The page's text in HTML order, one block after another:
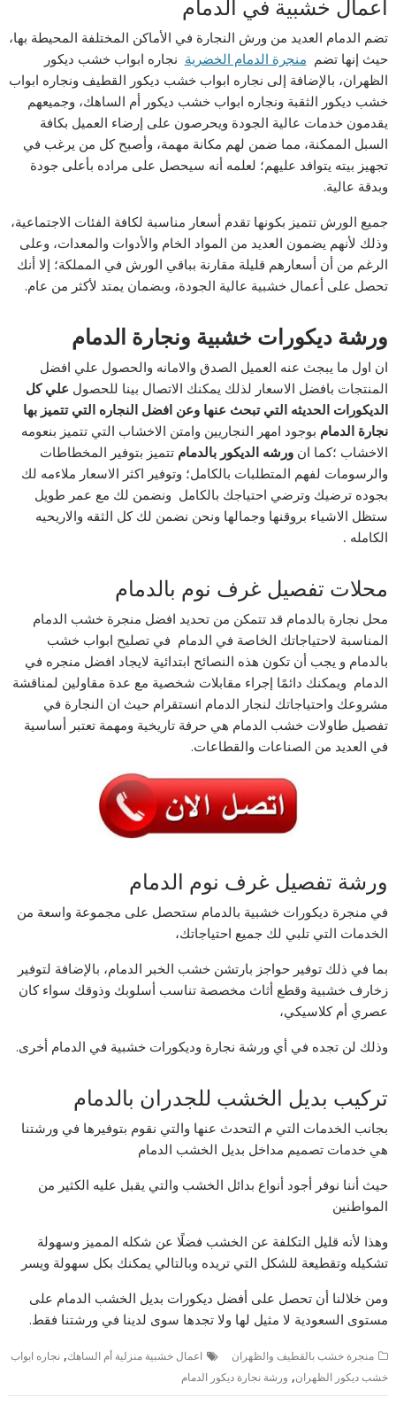
اعمال خشبية في الدمام
تضم الدمام العديد من ورش النجارة في الأماكن المختلفة المحيطة بها،
حيث إنها تضم منجرة الدمام الخضرية نجاره ابواب خشب ديكور
الظهران، بالإضافة إلى نجاره ابواب خشب ديكور القطيف ونجاره ابواب
خشب ديكور الثقبة ونجاره ابواب خشب ديكور أم الساهك، وجميعهم
يقدمون خدمات عالية الجودة ويحرصون على إرضاء العميل بكافة
السبل الممكنة، مما ضمن لهم مكانة مهمة، وأصبح كل من يرغب في
تجهيز بيته يتوافد عليهم؛ لعلمه أنه سيحصل على مراده بأعلى جودة
وبدقة عالية.
جميع الورش تتميز بكونها تقدم أسعار مناسبة لكافة الفئات الاجتماعية،
وذلك لأنهم يضمون العديد من المواد الخام والأدوات والمعدات، وعلى
الرغم من أن أسعارهم قليلة مقارنة بباقي الورش في المملكة؛ إلا أنك
تحصل على أعمال خشبية عالية الجودة، وبضمان يمتد لأكثر من عام.
ورشة ديكورات خشبية ونجارة الدمام
ان اول ما يبجث عنه العميل الصدق والامانه والحصول علي افضل
المنتجات بافضل الاسعار لذلك يمكنك الاتصال بينا للحصول علي كل
الديكورات الحديثه التي تبحث عنها وعن افضل النجاره التي تتميز بها
نجارة الدمام بوجود امهر النجاريين وامتن الاخشاب التي تتميز بنعومه
الاخشاب ؛كما انورشه الديكور بالدمام تتميز بتوفير المخطاطات
والرسومات لفهم المتطلبات بالكامل؛ وتوفير اكثر الاسعار ملاءمه لك
بجوده ترضيك وترضي احتياجك بالكامل ونضمن لك مع عمر طويل
ستظل الاشياء بروقنها وجمالها ونحن نضمن لك كل الثقه والاريحيه
الكامله .
محلات تفصيل غرف نوم بالدمام
محل نجارة بالدمام قد تتمكن من تحديد افضل منجرة خشب الدمام
المناسبة لاحتياجاتك الخاصة في الدمام في تصليح ابواب خشب
بالدمام و يجب أن تكون هذه النصائح ابتدائية لايجاد افضل منجره في
الدمام ويمكنك دائمًا إجراء مقابلات شخصية مع عدة مقاولين لمناقشة
مشروعك واحتياجاتك لنجار الدمام انستقرام حيث ان النجارة في
تفصيل طاولات خشب الدمام هي حرفة تاريخية ومهمة تعتبر أساسية
في العديد من الصناعات والقطاعات.
ورشة تفصيل غرف نوم الدمام
في منجرة ديكورات خشبية بالدمام ستحصل على مجموعة واسعة من
الخدمات التي تلبي لك جميع احتياجاتك،
بما في ذلك توفير حواجز بارتشن خشب الخبر الدمام، بالإضافة لتوفير
زخارف خشبية وقطع أثاث مخصصة تناسب أسلوبك وذوقك سواء كان
عصري أم كلاسيكي،
وذلك لن تجده في أي ورشة نجارة وديكورات خشبية في الدمام أخرى.
تركيب بديل الخشب للجدران بالدمام
بجانب الخدمات التي م التحدث عنها والتي نقوم بتوفيرها في ورشتنا
هي خدمات تصميم مداخل بديل الخشب الدمام
حيث أننا نوفر أجود أنواع بدائل الخشب والتي يقبل عليه الكثير من
المواطنين
وهذا لأنه قليل التكلفة عن الخشب فضلًا عن شكله المميز وسهولة
تشكيله وتقطيعة للشكل التي تريده وبالتالي يمكنك بكل سهولة ويسر
ومن خلالنا أن تحصل على أفضل ديكورات بديل الخشب الدمام على
مستوى السعودية لا مثيل لها ولا تجدها سوى لدينا في ورشتنا فقط.
منجرة خشب بالقطيف والظهران اعمال خشبية منزلية أم الساهك,نجاره ابواب
خشب ديكور الظهران, ورشة نجارة ديكور الدمام